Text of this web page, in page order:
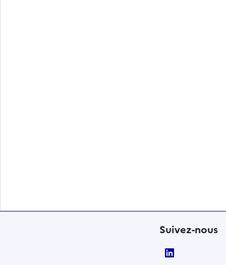
Suivez-nous